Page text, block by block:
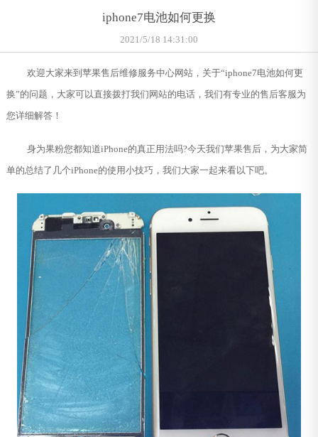
iphone7电池如何更换
2021/5/18 14:31:00
欢迎大家来到苹果售后维修服务中心网站，关于“iphone7电池如何更
换”的问题，大家可以直接拨打我们网站的电话，我们有专业的售后客服为
您详细解答！
身为果粉您都知道iPhone的真正用法吗?今天我们苹果售后，为大家简
单的总结了几个iPhone的使用小技巧，我们大家一起来看以下吧。